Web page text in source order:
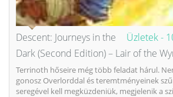
Üzletek -
Descent: Journeys in the
Dark (Second Edition) – Lair of the
Terrinoth hőseire még több feladat hárul.
gonosz Overlorddal és teremtményeinek
seregével kell megküzdeniük, megjelenik a